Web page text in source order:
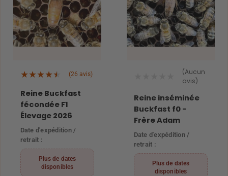
★★★★★ (26 avis)
Reine Buckfast
fécondée F1
Élevage 2026
Date d'expédition /
retrait :
Plus de dates
disponibles
(Aucun
avis)
Reine inséminée
Buckfast f0 -
Frère Adam
Date d'expédition /
retrait :
Plus de dates
disponibles